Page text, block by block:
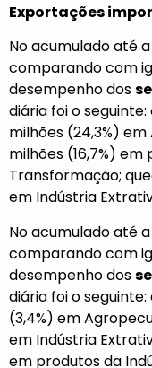
Exportações
No acumulado até
comparando com
desempenho dos
diária foi o
milhões (24,3%) em
milhões (16,7%)
Transformação;
em Indústria
No acumulado até
comparando com
desempenho dos
diária foi o
(3,4%) em
em Indústria
em produtos da